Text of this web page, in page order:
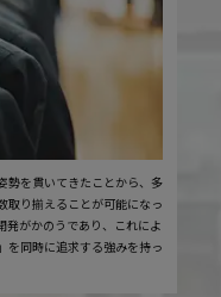
勢を貫いてきたことから、多
取り揃えることが可能になっ
発がかのうであり、これによ
を同時に追求する強みを持っ